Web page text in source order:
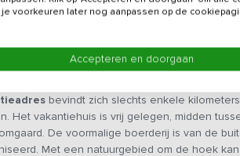
bevindt zich slechts enkele
Het vakantiehuis is vrij gelegen, midden
De voormalige boerderij is van de
Met een natuurgebied om de hoek
voorkeuren later nog aanpassen op de
Accepteren en doorgaan